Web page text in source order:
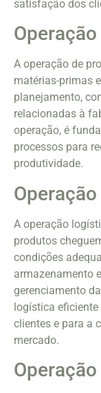
satisfação dos
A operação de
matérias-primas
planejamento,
relacionadas à
operação, é
processos para
produtividade.
A operação
produtos
condições
armazenamento
gerenciamento
logística
clientes e para a
mercado.